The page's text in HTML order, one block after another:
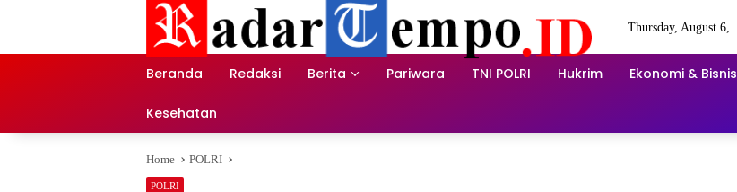
Thursday, August 6,
Beranda Redaksi Berita Pariwara TNI POLRI Hukrim Ekonomi & Bisnis
Kesehatan
Home POLRI
POLRI